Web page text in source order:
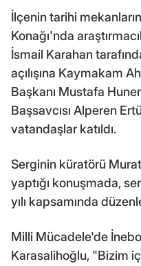
İlçenin tarihi
Konağı'nda
İsmail Karahan
açılışına Kaymakam
Başkanı Mustafa
Başsavcısı Alperen
vatandaşlar katıldı.
Serginin küratörü
yaptığı konuşmada,
yılı kapsamında
Milli Mücadele'de
Karasalihoğlu, "Bizim